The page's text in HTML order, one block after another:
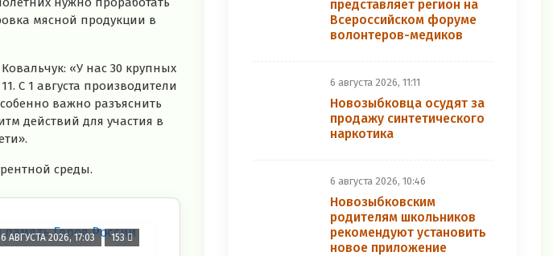
мясной продукции в
«У нас 30 крупных
С 1 августа производители
важно разъяснить
действий для участия в
среды.
6 АВГУСТА 2026, 17:03 153
представляет регион на
Всероссийском форуме
волонтеров-медиков
6 августа 2026, 11:11
Новозыбковца осудят за
продажу синтетического
наркотика
6 августа 2026, 10:46
Новозыбковским
родителям школьников
рекомендуют установить
новое приложение